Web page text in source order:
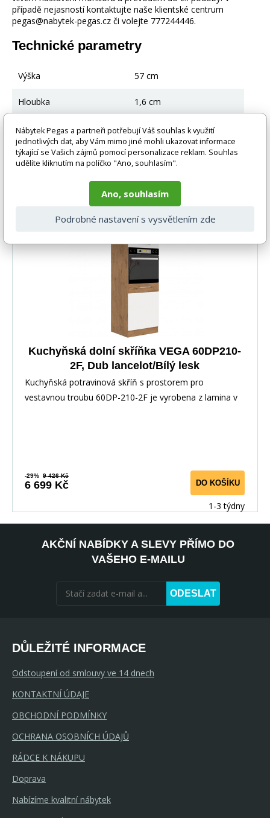
případě nejasností kontaktujte naše klientské centrum
pegas@nabytek-pegas.cz či volejte 777244446.
Technické parametry
Výška 57 cm
Hloubka 1,6 cm
Šířka 59,6 cm
Související produkty
Kuchyňská dolní skříňka VEGA 60DP210-
2F, Dub lancelot/Bílý lesk
Kuchyňská potravinová skříň s prostorem pro
vestavnou troubu 60DP-210-2F je vyrobena z lamina v
-29% 9 426 Kč
6 699 Kč DO KOŠÍKU
1-3 týdny
AKČNÍ NABÍDKY A SLEVY PŘÍMO DO
VAŠEHO E-MAILU
ODESLAT
DŮLEŽITÉ INFORMACE
Odstoupení od smlouvy ve 14 dnech
KONTAKTNÍ ÚDAJE
OBCHODNÍ PODMÍNKY
OCHRANA OSOBNÍCH ÚDAJŮ
RÁDCE K NÁKUPU
Doprava
Nabízíme kvalitní nábytek
Nábytek Pegas a partneři potřebují Váš souhlas k využití
jednotlivých dat, aby Vám mimo jiné mohli ukazovat informace
týkající se Vašich zájmů pomocí personalizace reklam. Souhlas
udělíte kliknutím na políčko "Ano, souhlasím".
Ano, souhlasím
Podrobné nastavení s vysvětlením zde